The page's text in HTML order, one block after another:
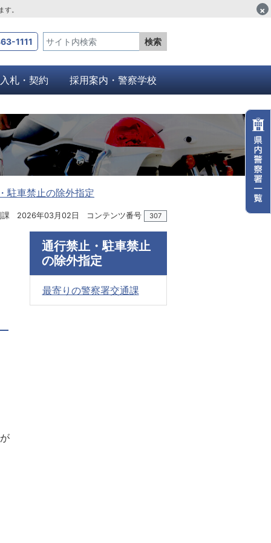
1111 検索
。 ×
入札・契約 採用案内・警察学校
駐車禁止の除外指定
2026年03月02日 コンテンツ番号 307
通行禁止・駐車禁止
の除外指定
最寄りの警察署交通課